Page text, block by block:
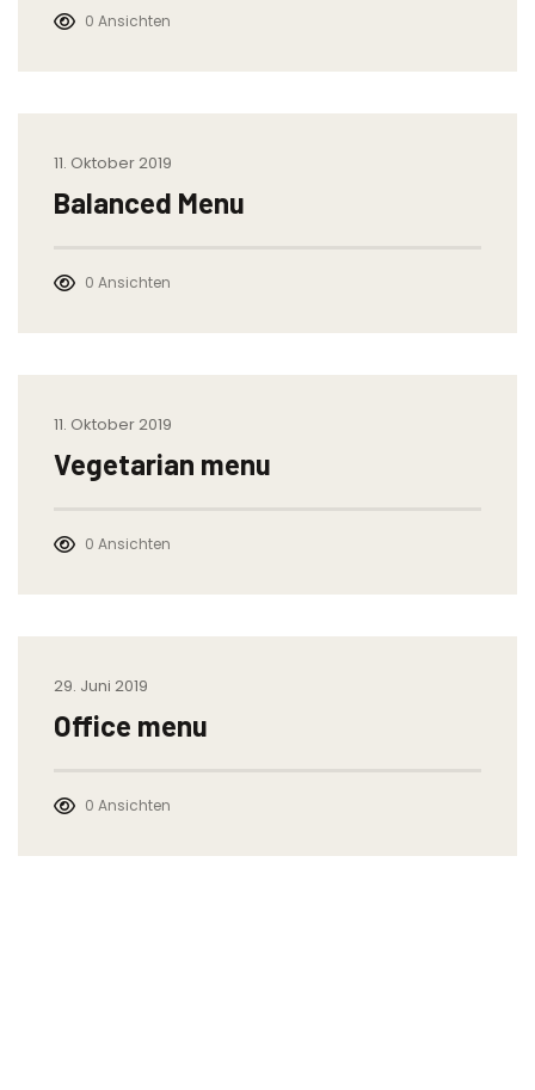
0 Ansichten
11. Oktober 2019
Balanced Menu
0 Ansichten
11. Oktober 2019
Vegetarian menu
0 Ansichten
29. Juni 2019
Office menu
0 Ansichten